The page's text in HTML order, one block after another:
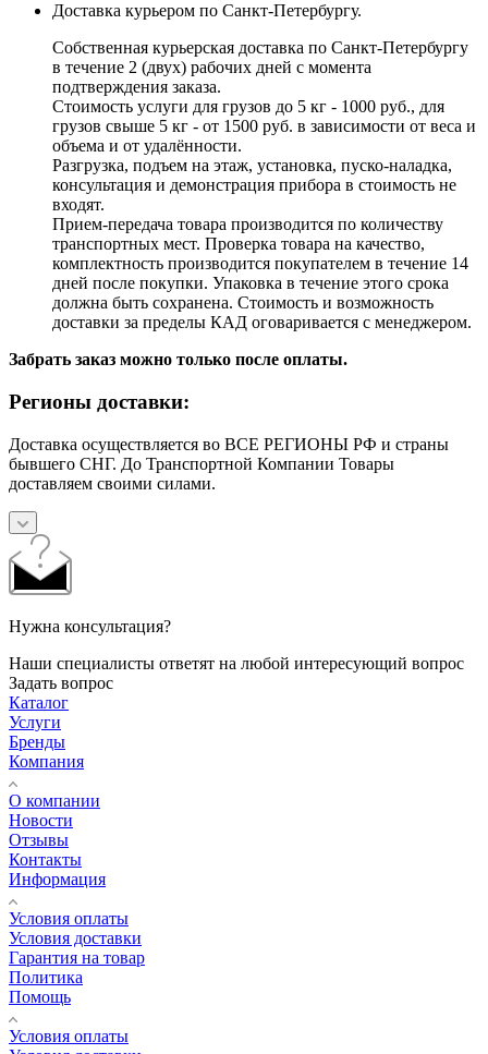
Доставка курьером по Санкт-Петербургу.
Собственная курьерская доставка по Санкт-Петербургу
в течение 2 (двух) рабочих дней с момента
подтверждения заказа.
Стоимость услуги для грузов до 5 кг - 1000 руб., для
грузов свыше 5 кг - от 1500 руб. в зависимости от веса и
объема и от удалённости.
Разгрузка, подъем на этаж, установка, пуско-наладка,
консультация и демонстрация прибора в стоимость не
входят.
Прием-передача товара производится по количеству
транспортных мест. Проверка товара на качество,
комплектность производится покупателем в течение 14
дней после покупки. Упаковка в течение этого срока
должна быть сохранена. Стоимость и возможность
доставки за пределы КАД оговаривается с менеджером.
Забрать заказ можно только после оплаты.
Регионы доставки:
Доставка осуществляется во ВСЕ РЕГИОНЫ РФ и страны
бывшего СНГ. До Транспортной Компании Товары
доставляем своими силами.
Нужна консультация?
Наши специалисты ответят на любой интересующий вопрос
Задать вопрос
Каталог
Услуги
Бренды
Компания
О компании
Новости
Отзывы
Контакты
Информация
Условия оплаты
Условия доставки
Гарантия на товар
Политика
Помощь
Условия оплаты